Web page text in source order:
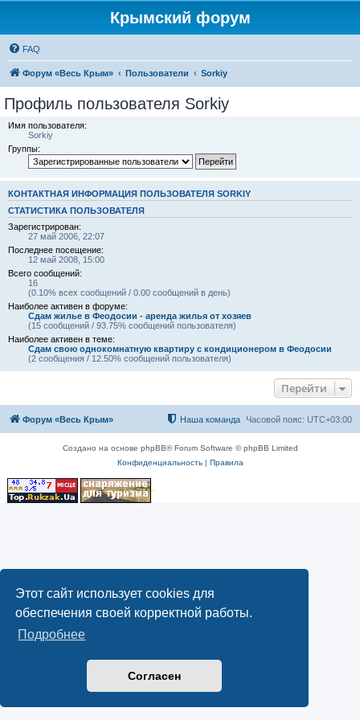
Этот сайт использует cookies для
обеспечения своей корректной работы.
Подробнее
Согласен
Крымский форум
FAQ
Форум «Весь Крым» Пользователи Sorkiy
Профиль пользователя Sorkiy
Имя пользователя:
Sorkiy
Группы:
КОНТАКТНАЯ ИНФОРМАЦИЯ ПОЛЬЗОВАТЕЛЯ SORKIY
СТАТИСТИКА ПОЛЬЗОВАТЕЛЯ
Зарегистрирован:
27 май 2006, 22:07
Последнее посещение:
12 май 2008, 15:00
Всего сообщений:
16
(0.10% всех сообщений / 0.00 сообщений в день)
Наиболее активен в форуме:
Сдам жилье в Феодосии - аренда жилья от хозяев
(15 сообщений / 93.75% сообщений пользователя)
Наиболее активен в теме:
Сдам свою однокомнатную квартиру с кондиционером в Феодосии
(2 сообщения / 12.50% сообщений пользователя)
Перейти
Форум «Весь Крым» Часовой пояс: UTC+03:00
Наша команда
Создано на основе phpBB® Forum Software © phpBB Limited
Конфиденциальность| Правила